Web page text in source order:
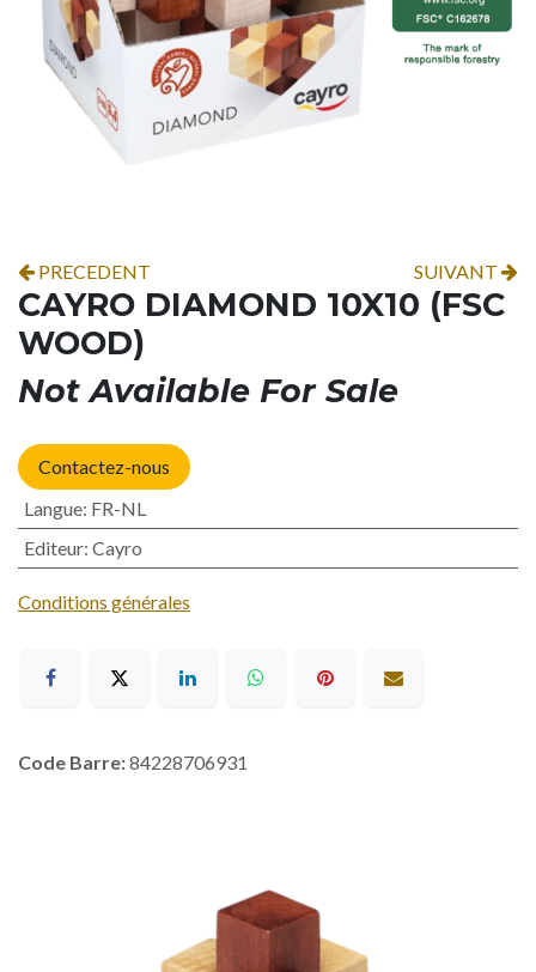
PRECEDENT SUIVANT
CAYRO DIAMOND 10X10 (FSC
WOOD)
Not Available For Sale
Contactez-nous
Langue: FR-NL
Editeur: Cayro
Conditions générales
Code Barre:84228706931